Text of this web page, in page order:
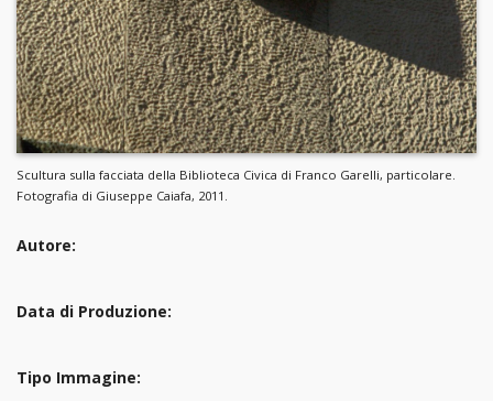
Scultura sulla facciata della Biblioteca Civica di Franco Garelli, particolare.
Fotografia di Giuseppe Caiafa, 2011.
Autore:
Data di Produzione:
Tipo Immagine: